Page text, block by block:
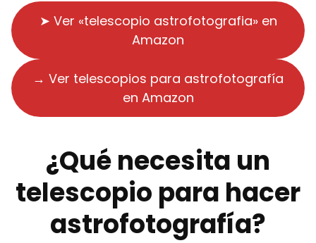
➤ Ver «telescopio astrofotografia» en
Amazon
→ Ver telescopios para astrofotografía
en Amazon
¿Qué necesita un
telescopio para hacer
astrofotografía?